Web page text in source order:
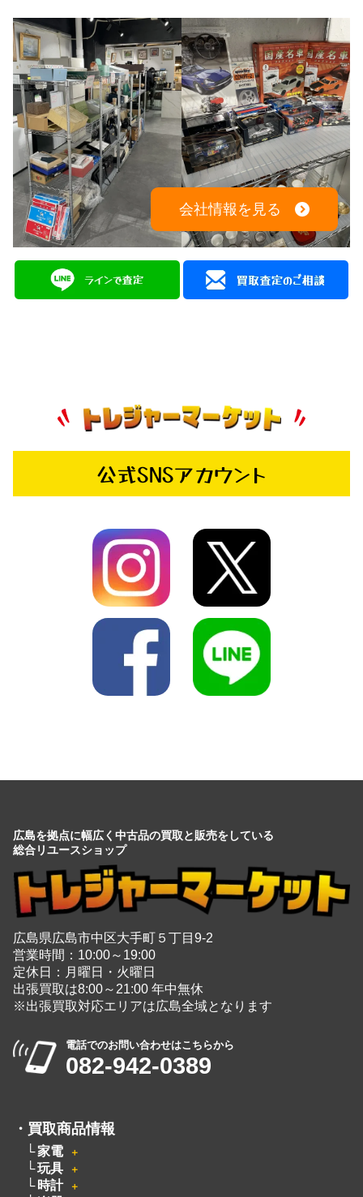
会社情報を見る
公式SNSアカウント
広島を拠点に幅広く中古品の買取と販売をしている
総合リユースショップ
広島県広島市中区大手町５丁目9-2
営業時間：10:00～19:00
定休日：月曜日・火曜日
出張買取は8:00～21:00 年中無休
※出張買取対応エリアは広島全域となります
電話でのお問い合わせはこちらから
082-942-0389
・ 買取商品情報
家電 ＋
玩具 ＋
時計 ＋